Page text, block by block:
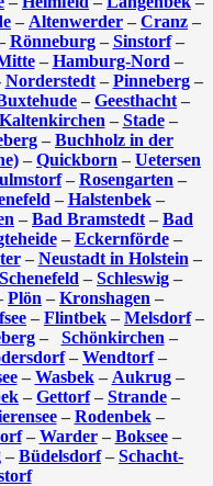
– Altenwerder – Cranz –
Rönneburg– Sinstorf–
– Hamburg-Nord –
Norderstedt– Pinneberg–
– Geesthacht –
Kaltenkirchen – Stade–
– Buchholz in der
– Quickborn – Uetersen
– Rosengarten –
– Halstenbek–
– Bad Bramstedt – Bad
– Eckernförde–
– Neustadt in Holstein –
Schenefeld – Schleswig –
Plön – Kronshagen –
– Flintbek – Melsdorf–
– Schönkirchen –
– Wendtorf–
– Wasbek– Aukrug–
– Gettorf– Strande –
– Rodenbek–
– Warder– Boksee–
– Büdelsdorf– Schacht-